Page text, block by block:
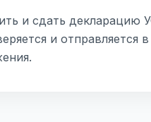
и сдать
и